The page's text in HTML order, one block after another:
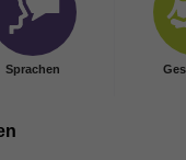
Sprachen